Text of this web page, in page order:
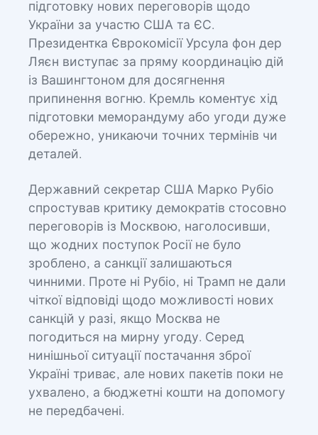
підготовку нових переговорів щодо
України за участю США та ЄС.
Президентка Єврокомісії Урсула фон дер
Ляєн виступає за пряму координацію дій
із Вашингтоном для досягнення
припинення вогню. Кремль коментує хід
підготовки меморандуму або угоди дуже
обережно, уникаючи точних термінів чи
деталей.
Державний секретар США Марко Рубіо
спростував критику демократів стосовно
переговорів із Москвою, наголосивши,
що жодних поступок Росії не було
зроблено, а санкції залишаються
чинними. Проте ні Рубіо, ні Трамп не дали
чіткої відповіді щодо можливості нових
санкцій у разі, якщо Москва не
погодиться на мирну угоду. Серед
нинішньої ситуації постачання зброї
Україні триває, але нових пакетів поки не
ухвалено, а бюджетні кошти на допомогу
не передбачені.